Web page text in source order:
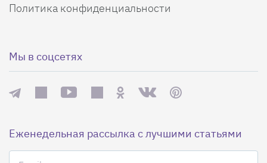
Политика конфиденциальности
Мы в соцсетях
Еженедельная рассылка с лучшими статьями